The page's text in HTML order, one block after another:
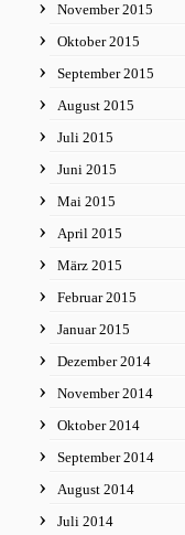
November 2015
Oktober 2015
September 2015
August 2015
Juli 2015
Juni 2015
Mai 2015
April 2015
März 2015
Februar 2015
Januar 2015
Dezember 2014
November 2014
Oktober 2014
September 2014
August 2014
Juli 2014